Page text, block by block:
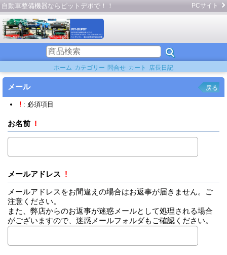
自動車整備機器ならピットデポで！！ PCサイト
ホーム カテゴリー 問合せ カート 店長日記
メール 戻る
! : 必須項目
お名前 !
メールアドレス !
メールアドレスをお間違えの場合はお返事が届きません。ご
注意ください。
また、弊店からのお返事が迷惑メールとして処理される場合
がございますので、迷惑メールフォルダもご確認ください。